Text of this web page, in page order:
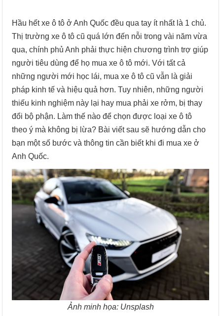
Hầu hết xe ô tô ở Anh Quốc đều qua tay ít nhất là 1 chủ.
Thị trường xe ô tô cũ quá lớn đến nỗi trong vài năm vừa
qua, chính phủ Anh phải thực hiện chương trình trợ giúp
người tiêu dùng để họ mua xe ô tô mới. Với tất cả
những người mới học lái, mua xe ô tô cũ vẫn là giải
pháp kinh tế và hiệu quả hơn. Tuy nhiên, những người
thiếu kinh nghiệm này lại hay mua phải xe rởm, bị thay
đổi bộ phận. Làm thế nào để chọn được loại xe ô tô
theo ý mà không bị lừa? Bài viết sau sẽ hướng dẫn cho
bạn một số bước và thông tin cần biết khi đi mua xe ở
Anh Quốc.
Ảnh minh họa: Unsplash